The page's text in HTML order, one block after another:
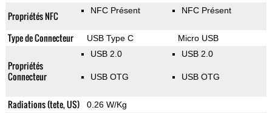
Propriétés NFC NFC Présent NFC Présent
Type de Connecteur USB Type C Micro USB
Propriétés
Connecteur
USB 2.0
USB OTG
USB 2.0
USB OTG
Radiations (tete, US) 0.26 W/Kg